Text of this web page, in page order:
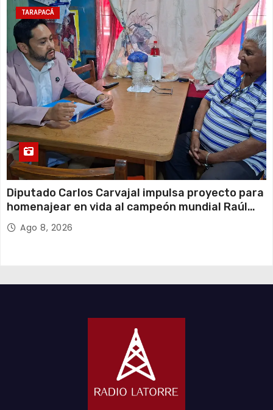
TARAPACÁ
Diputado Carlos Carvajal impulsa proyecto para
homenajear en vida al campeón mundial Raúl
Choque
Ago 8, 2026